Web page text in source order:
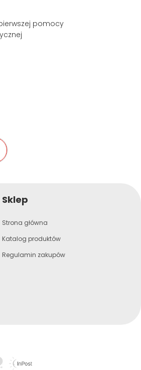
pomocy
Sklep
Strona główna
Katalog produktów
Regulamin zakupów